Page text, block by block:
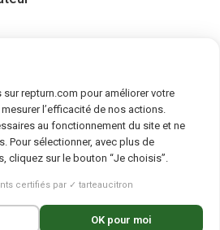
de confidentialité |Cookies
Repturn 2026
repturn.com pour améliorer votre
l’efficacité de nos actions.
au fonctionnement du site et ne
Pour sélectionner, avec plus de
cliquez sur le bouton “Je choisis”.
certifiés par ✓ tarteaucitron
OK pour moi
(Anglais
)